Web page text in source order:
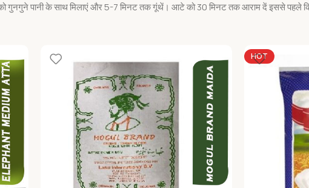
गुनगुने पानी के साथ मिलाएं और 5-7 मिनट तक गूंथें। आटे को 30 मिनट तक आराम दें इससे पहले
HOT